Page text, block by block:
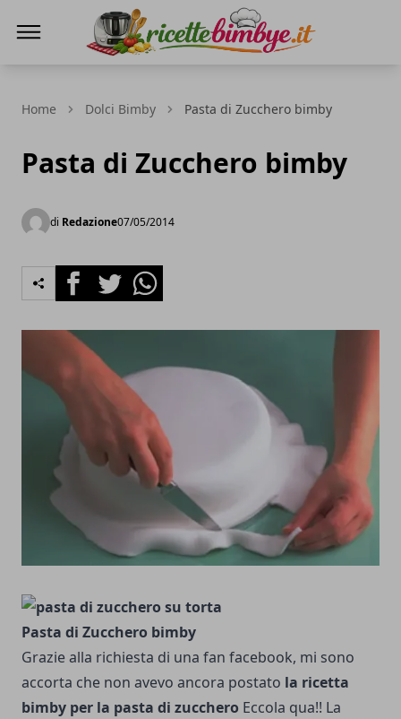
Home Dolci Bimby Pasta di Zucchero bimby
Pasta di Zucchero bimby
di Redazione07/05/2014
FacebookTwitterWhatsapp
Pasta di Zucchero bimby
Grazie alla richiesta di una fan facebook, mi sono
accorta che non avevo ancora postato la ricetta
bimby per la pasta di zucchero Eccola qua!! La